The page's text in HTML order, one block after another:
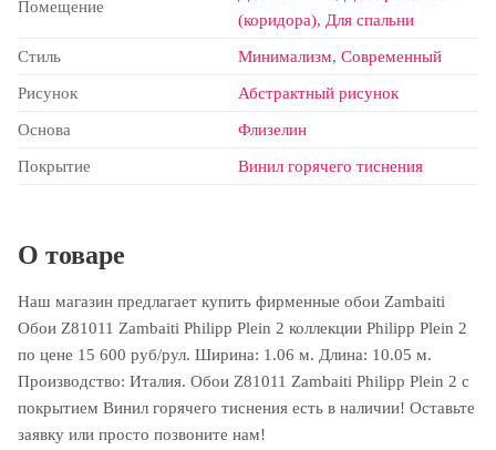
Помещение
(коридора), Для спальни
Стиль Минимализм, Современный
Рисунок Абстрактный рисунок
Основа Флизелин
Покрытие Винил горячего тиснения
О товаре
Наш магазин предлагает купить фирменные обои Zambaiti
Обои Z81011 Zambaiti Philipp Plein 2 коллекции Philipp Plein 2
по цене 15 600 руб/рул. Ширина: 1.06 м. Длина: 10.05 м.
Производство: Италия. Обои Z81011 Zambaiti Philipp Plein 2 с
покрытием Винил горячего тиснения есть в наличии! Оставьте
заявку или просто позвоните нам!